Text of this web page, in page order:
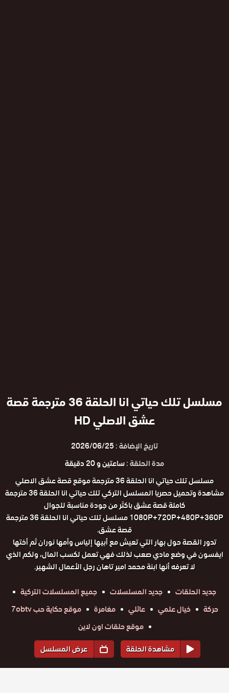
مسلسل تلك حياتي انا الحلقة 36 مترجمة قصة
عشق الاصلي HD
تاريخ الإضافة :2026/06/25
مدة الحلقة :ساعتين و 20 دقيقة
مسلسل تلك حياتي انا الحلقة 36 مترجمة موقع قصة عشق الاصلي
مشاهدة وتحميل حصريا المسلسل التركي تلك حياتي انا الحلقة 36 مترجمة
كاملة قصة عشق باكثر من جودة مناسبة للجوال
1080P+720P+480P+360P مسلسل تلك حياتي انا الحلقة 36 مترجمة
قصة عشق.
تدور القصة حول بهار التي تعيش مع أبيها إلياس وأمها نوران ثم أختها
ايفسون في وضع مادي صعب لذلك فهي تعمل لكسب المال، ولكم الذي
لا تعرفه أنها ابنة محمد امير تاهان رجل الأعمال الشهير.
جديد الحلقات
جديد المسلسلات
جميع المسلسلات التركية
حركة
خيال علمي عائلي مغامرة
موقع حكاية حب 7obtv
موقع حلقات اون لاين
مشاهدة الحلقة
عرض المسلسل